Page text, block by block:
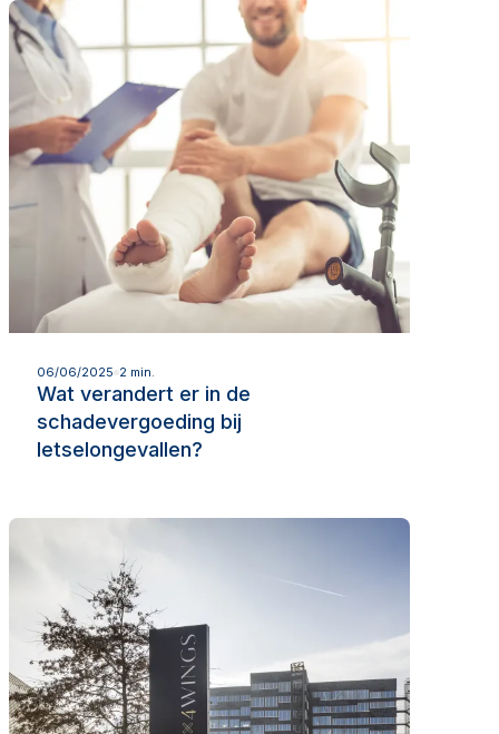
06/06/2025 2 min.
Wat verandert er in de
schadevergoeding bij
letselongevallen?
Lees meer